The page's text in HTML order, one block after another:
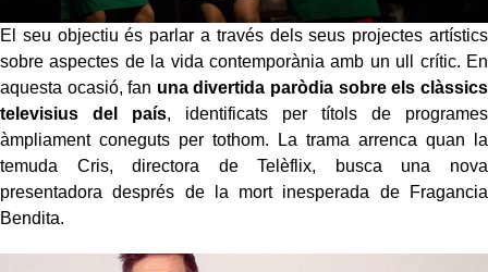
El seu objectiu és parlar a través dels seus projectes artístics
sobre aspectes de la vida contemporània amb un ull crític. En
aquesta ocasió, fan una divertida paròdia sobre els clàssics
televisius del país, identificats per títols de programes
àmpliament coneguts per tothom. La trama arrenca quan la
temuda Cris, directora de Telèflix, busca una nova
presentadora després de la mort inesperada de Fragancia
Bendita.